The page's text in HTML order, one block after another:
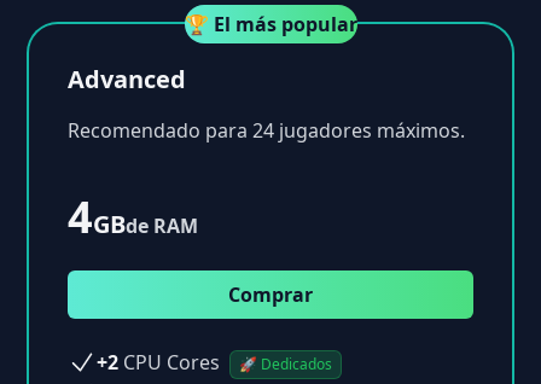
🏆 El más popular
Advanced
Recomendado para 24 jugadores máximos.
4GBde RAM
Comprar
+2 CPU Cores 🚀 Dedicados